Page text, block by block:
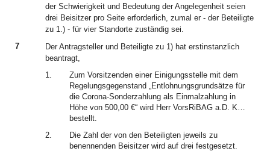
der Schwierigkeit und Bedeutung der Angelegenheit seien
drei Beisitzer pro Seite erforderlich, zumal er - der Beteiligte
zu 1.) - für vier Standorte zuständig sei.
7
Der Antragsteller und Beteiligte zu 1) hat erstinstanzlich
beantragt,
1.
Zum Vorsitzenden einer Einigungsstelle mit dem
Regelungsgegenstand „Entlohnungsgrundsätze für
die Corona-Sonderzahlung als Einmalzahlung in
Höhe von 500,00 €“ wird Herr VorsRiBAG a.D. K…
bestellt.
2.
Die Zahl der von den Beteiligten jeweils zu
benennenden Beisitzer wird auf drei festgesetzt.